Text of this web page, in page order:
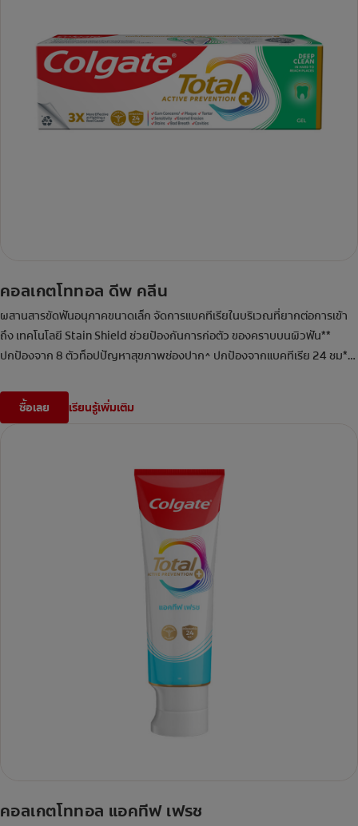
คอลเกตโททอล ดีพ คลีน
ผสานสารขัดฟันอนุภาคขนาดเล็ก จัดการแบคทีเรียในบริเวณที่ยากต่อการเข้า
ถึง เทคโนโลยี Stain Shield ช่วยป้องกันการก่อตัว ของคราบบนผิวฟัน**
ปกป้องจาก 8 ตัวท็อปปัญหาสุขภาพช่องปาก^ ปกป้องจากแบคทีเรีย 24 ชม*
ซื้อเลย เรียนรู้เพิ่มเติม
คอลเกตโททอล แอคทีฟ เฟรช